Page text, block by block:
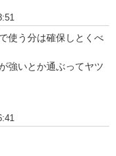
使う分は確保しとくべ
強いとか通ぶってヤツ